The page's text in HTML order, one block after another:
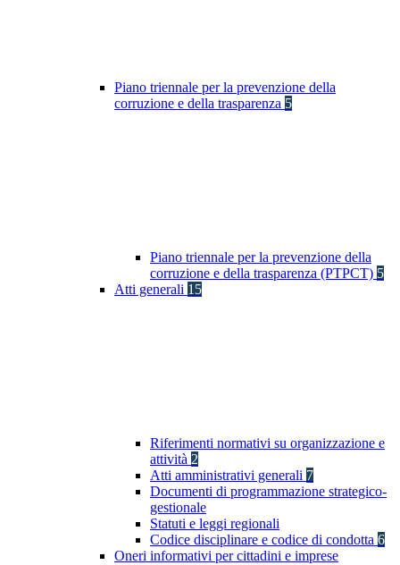
Piano triennale per la prevenzione della
corruzione e della trasparenza 5
Piano triennale per la prevenzione della
corruzione e della trasparenza (PTPCT) 5
Atti generali 15
Riferimenti normativi su organizzazione e
attività 2
Atti amministrativi generali 7
Documenti di programmazione strategico-
gestionale
Statuti e leggi regionali
Codice disciplinare e codice di condotta 6
Oneri informativi per cittadini e imprese